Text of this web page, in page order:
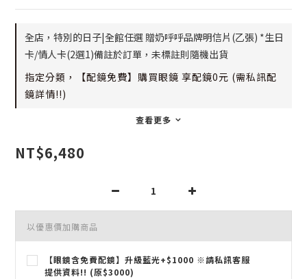
全店，特別的日子|全館任選 贈奶呼呼品牌明信片(乙張) *生日
卡/情人卡(2選1)備註於訂單，未標註則隨機出貨
指定分類，【配鏡免費】購買眼鏡 享配鏡0元 (需私訊配
鏡詳情!!)
查看更多
NT$6,480
以優惠價加購商品
【眼鏡含免費配鏡】升級藍光+$1000 ※請私訊客服
提供資料!! (原$3000)